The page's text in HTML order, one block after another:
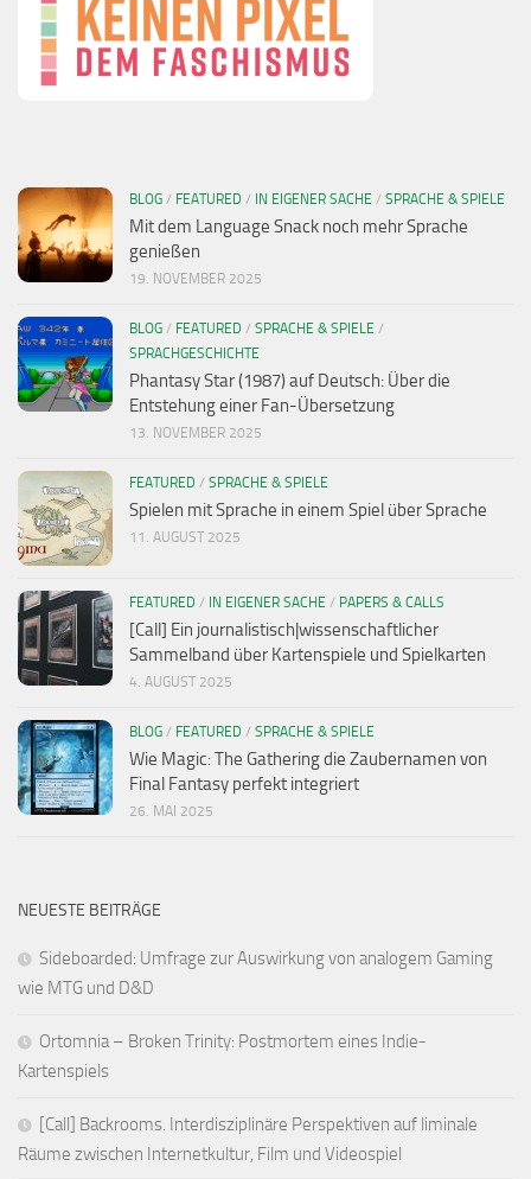
BLOG / FEATURED / IN EIGENER SACHE / SPRACHE & SPIELE
Mit dem Language Snack noch mehr Sprache
genießen
19. NOVEMBER 2025
BLOG / FEATURED / SPRACHE & SPIELE /
SPRACHGESCHICHTE
Phantasy Star (1987) auf Deutsch: Über die
Entstehung einer Fan-Übersetzung
13. NOVEMBER 2025
FEATURED / SPRACHE & SPIELE
Spielen mit Sprache in einem Spiel über Sprache
11. AUGUST 2025
FEATURED / IN EIGENER SACHE / PAPERS & CALLS
[Call] Ein journalistisch|wissenschaftlicher
Sammelband über Kartenspiele und Spielkarten
4. AUGUST 2025
BLOG / FEATURED / SPRACHE & SPIELE
Wie Magic: The Gathering die Zaubernamen von
Final Fantasy perfekt integriert
26. MAI 2025
NEUESTE BEITRÄGE
Sideboarded: Umfrage zur Auswirkung von analogem Gaming
wie MTG und D&D
Ortomnia – Broken Trinity: Postmortem eines Indie-
Kartenspiels
[Call] Backrooms. Interdisziplinäre Perspektiven auf liminale
Räume zwischen Internetkultur, Film und Videospiel